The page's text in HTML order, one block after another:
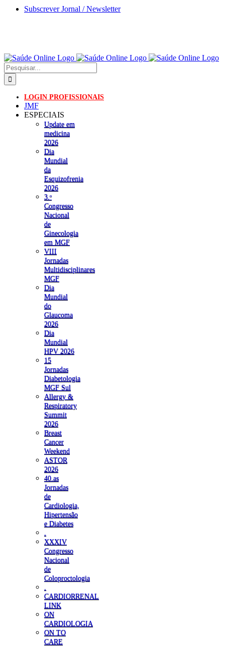
Skip
Subscrever Jornal / Newsletter
Pesquisar
LOGIN PROFISSIONAIS
JMF
ESPECIAIS
Update em
medicina
2026
Dia
Mundial
da
Esquizofrenia
2026
3.ᵒ
Congresso
Nacional
de
Ginecologia
em MGF
VIII
Jornadas
Multidisciplinares
MGF
Dia
Mundial
do
Glaucoma
2026
Dia
Mundial
HPV 2026
15
Jornadas
Diabetologia
MGF Sul
Allergy &
Respiratory
Summit
2026
Breast
Cancer
Weekend
ASTOR
2026
40.as
Jornadas
de
Cardiologia,
Hipertensão
e Diabetes
XXXIV
Congresso
Nacional
de
Coloproctologia
CARDIORRENAL
LINK
ON
CARDIOLOGIA
ON TO
CARE